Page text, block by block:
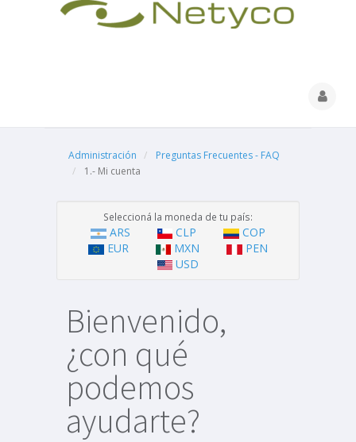
Administración
Preguntas Frecuentes - FAQ
1.- Mi cuenta
Seleccioná la moneda de tu país:
ARS CLP
COP
EUR
MXN
PEN
USD
Bienvenido,
¿con qué
podemos
ayudarte?